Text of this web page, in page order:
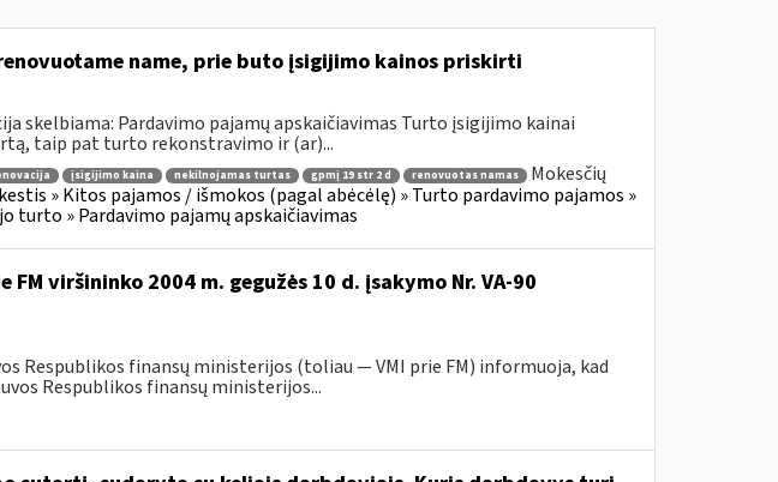
name, prie buto įsigijimo kainos priskirti
skelbiama: Pardavimo pajamų apskaičiavimas Turto įsigijimo kainai
taip pat turto rekonstravimo ir (ar)...
įsigijimo kaina nekilnojamas turtas gpmį 19 str 2 d renovuotas namas
Mokesčių
» Kitos pajamos / išmokos (pagal abėcėlę) » Turto pardavimo pajamos »
» Pardavimo pajamų apskaičiavimas
viršininko 2004 m. gegužės 10 d. įsakymo Nr. VA-90
Respublikos finansų ministerijos (toliau ― VMI prie FM) informuoja, kad
Respublikos finansų ministerijos...